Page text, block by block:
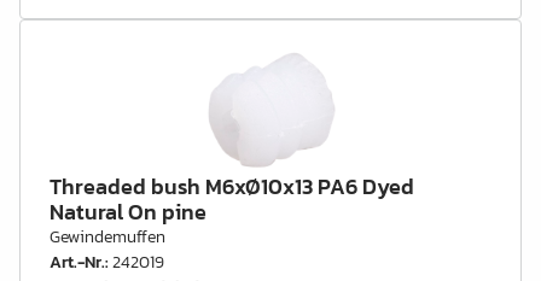
Threaded bush M6xØ10x13 PA6 Dyed
Natural On pine
Gewindemuffen
Art.-Nr.:242019